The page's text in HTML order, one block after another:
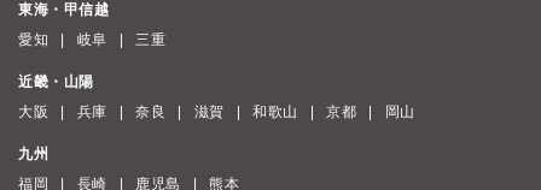
東海・甲信越
愛知
岐阜 三重
近畿・山陽
大阪
兵庫 奈良 滋賀 和歌山 京都 岡山
九州
福岡
長崎 鹿児島 熊本